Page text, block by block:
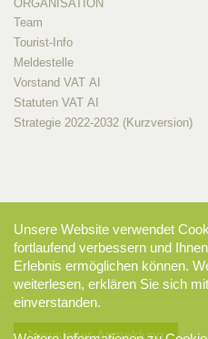
ORGANISATION
Team
Tourist-Info
Meldestelle
Vorstand VAT AI
Statuten VAT AI
Strategie 2022-2032 (Kurzversion)
Newsletter-Anmeldung
Unsere Website verwendet
fortlaufend verbessern und
Erlebnis ermöglichen können.
weiterlesen, erklären Sie sich
einverstanden.